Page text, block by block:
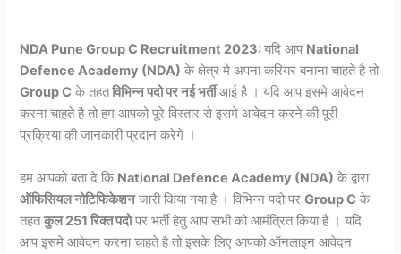
NDA Pune Group C Recruitment 2023:यदि आप National
Defence Academy (NDA) के क्षेत्र मे अपना करियर बनाना चाहते है तो
Group C के तहतविभिन्न पदो पर नई भर्तीआई है । यदि आप इसमे आवेदन
करना चाहते है तो हम आपको पूरे विस्तार से इसमे आवेदन करने की पूरी
प्रक्रिया की जानकारी प्रदान करेगे ।
हम आपको बता दे कि National Defence Academy (NDA) के द्वारा
ऑफिसियल नोटिफिकेशनजारी किया गया है । विभिन्न पदो परGroup C के
तहतकुल 251 रिक्त पदोपर भर्ती हेतु आप सभी को आमंत्रित किया है । यदि
आप इसमे आवेदन करना चाहते है तो इसके लिए आपको ऑनलाइन आवेदन